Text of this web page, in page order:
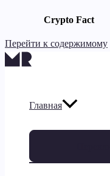
Crypto Fact
Перейти к содержимому
Главная